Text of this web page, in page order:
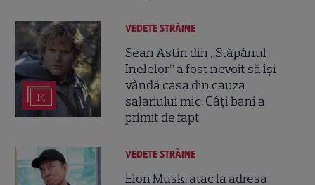
14
VEDETE STRĂINE
Sean Astin din „Stăpânul
Inelelor” a fost nevoit să își
vândă casa din cauza
salariului mic: Câți bani a
primit de fapt
VEDETE STRĂINE
Elon Musk, atac la adresa